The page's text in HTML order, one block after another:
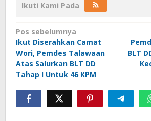
Ikuti Kami Pada
Navigasi
pos
Pos sebelumnya
Ikut Diserahkan Camat
Wori, Pemdes Talawaan
Atas Salurkan BLT DD
Tahap I Untuk 46 KPM
BLT